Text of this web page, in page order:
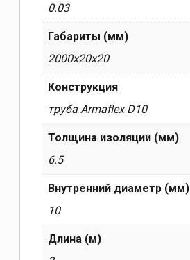
0.03
Габариты (мм)
2000x20x20
Конструкция
труба Armaflex D10
Толщина изоляции (мм)
6.5
Внутренний диаметр (мм)
10
Длина (м)